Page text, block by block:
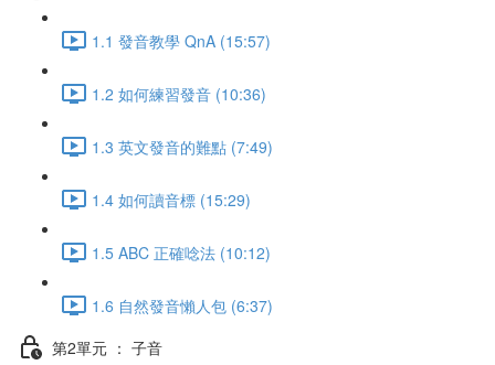
1.1 發音教學 QnA (15:57)
1.2 如何練習發音 (10:36)
1.3 英文發音的難點 (7:49)
1.4 如何讀音標 (15:29)
1.5 ABC 正確唸法 (10:12)
1.6 自然發音懶人包 (6:37)
第2單元 ： 子音